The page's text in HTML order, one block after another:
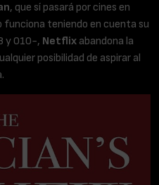
, que sí pasará por cines en
funciona teniendo en cuenta su
y 010-, Netflix abandona la
posibilidad de aspirar al